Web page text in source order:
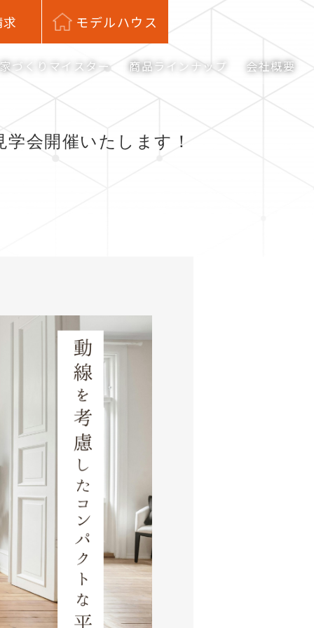
モデルハウス
家づくりマイスター 商品ラインナップ 会社概要
会開催いたします！